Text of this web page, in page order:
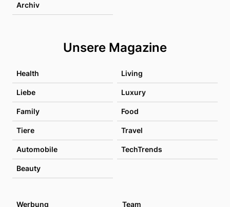
Archiv
Unsere Magazine
Health Living
Liebe Luxury
Family Food
Tiere Travel
Automobile TechTrends
Beauty
Werbung Team